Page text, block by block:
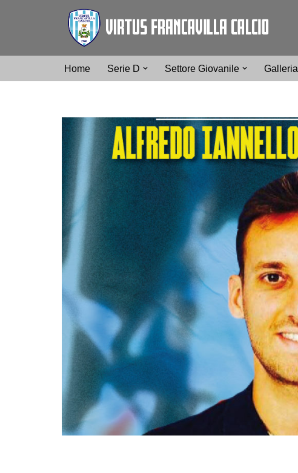
Home Serie D Settore Giovanile Galleria